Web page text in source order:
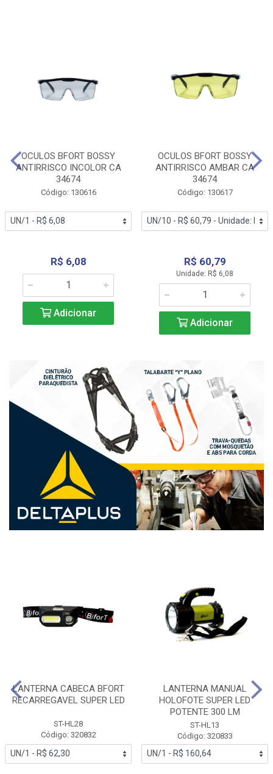
OCULOS BFORT BOSSY
ANTIRRISCO INCOLOR CA
34674
Código: 130616
R$ 6,08
Adicionar
OCULOS BFORT BOSSY
ANTIRRISCO AMBAR CA
34674
Código: 130617
R$ 60,79
Unidade: R$ 6,08
Adicionar
LANTERNA CABECA BFORT
RECARREGAVEL SUPER LED
ST-HL28
Código: 320832
LANTERNA MANUAL
HOLOFOTE SUPER LED
POTENTE 300 LM
ST-HL13
Código: 320833